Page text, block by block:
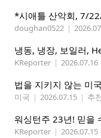
doughan0522 |
냉동, 냉장, 보일러,
KReporter | 2026.07.16
법을 지키지 않는 미국
미국 | 2026.07.15 | 추
워싱턴주 23년! 믿을
KReporter | 2026.07.15